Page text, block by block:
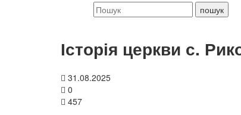
Історія церкви с.
31.08.2025
0
457